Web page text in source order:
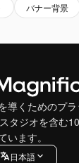
バナー背景
導くためのプ
タジオを含む
います。
日本語